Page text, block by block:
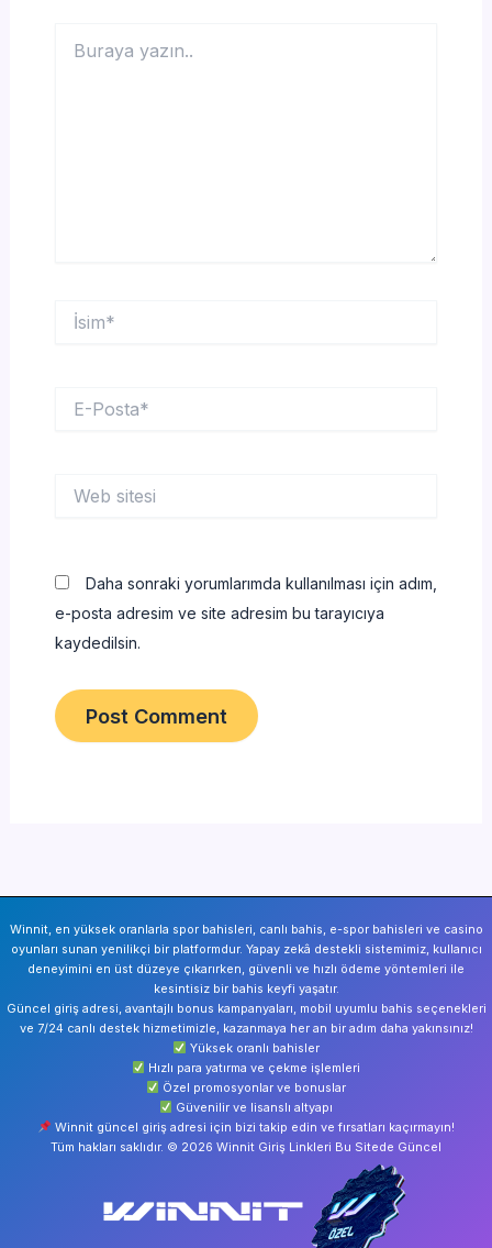
yazın..
İsim*
Posta*
sitesi
Daha sonraki yorumlarımda kullanılması için adım,
e-posta adresim ve site adresim bu tarayıcıya
kaydedilsin.
Winnit, en yüksek oranlarla spor bahisleri, canlı bahis, e-spor bahisleri ve casino
oyunları sunan yenilikçi bir platformdur. Yapay zekâ destekli sistemimiz, kullanıcı
deneyimini en üst düzeye çıkarırken, güvenli ve hızlı ödeme yöntemleri ile
kesintisiz bir bahis keyfi yaşatır.
Güncel giriş adresi, avantajlı bonus kampanyaları, mobil uyumlu bahis seçenekleri
ve 7/24 canlı destek hizmetimizle, kazanmaya her an bir adım daha yakınsınız!
Yüksek oranlı bahisler
Hızlı para yatırma ve çekme işlemleri
Özel promosyonlar ve bonuslar
Güvenilir ve lisanslı altyapı
Winnit güncel giriş adresi için bizi takip edin ve fırsatları kaçırmayın!
Tüm hakları saklıdır. © 2026 Winnit Giriş Linkleri Bu Sitede Güncel